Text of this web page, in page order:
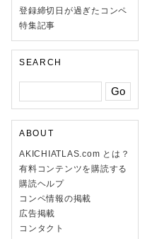
登録締切日が過ぎたコンペ
特集記事
SEARCH
ABOUT
AKICHIATLAS.com とは？
有料コンテンツを購読する
購読ヘルプ
コンペ情報の掲載
広告掲載
コンタクト